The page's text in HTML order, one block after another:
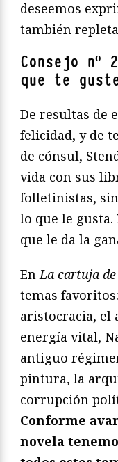
deseemos
también
Consejo nº
que te
De resultas de
felicidad, y de
de cónsul,
vida con sus
folletinistas,
lo que le gusta.
que le da la
EnLa cartuja
temas
aristocracia, el
energía vital,
antiguo
pintura, la
corrupción
Conforme
novela